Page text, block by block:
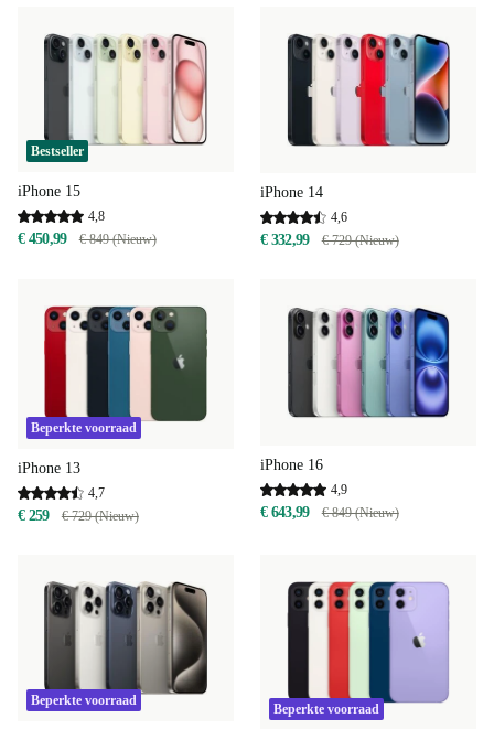
Bestseller
iPhone 15
4,8
€ 450,99 € 849 (Nieuw)
iPhone 14
4,6
€ 332,99 € 729 (Nieuw)
Beperkte voorraad
iPhone 13
4,7
€ 259 € 729 (Nieuw)
iPhone 16
4,9
€ 643,99 € 849 (Nieuw)
Beperkte voorraad
Beperkte voorraad